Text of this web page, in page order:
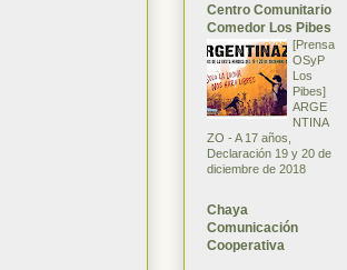
Centro Comunitario
Comedor Los Pibes
[Prensa
OSyP
Los
Pibes]
ARGE
NTINA
ZO - A 17 años,
Declaración 19 y 20 de
diciembre de 2018
Chaya
Comunicación
Cooperativa